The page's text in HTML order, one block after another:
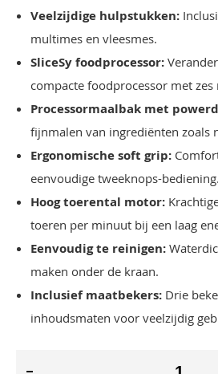
Veelzijdige hulpstukken:
multimes en vleesmes.
SliceSy foodprocessor:
compacte foodprocessor met
Processormaalbak met
fijnmalen van ingrediënten zoals
Ergonomische soft grip:
eenvoudige tweeknops-bediening.
Hoog toerental motor:
toeren per minuut bij een laag
Eenvoudig te reinigen:
maken onder de kraan.
Inclusief maatbekers: Drie
inhoudsmaten voor veelzijdig